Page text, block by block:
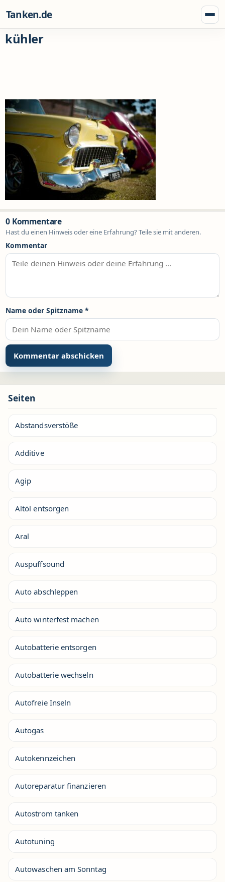
Tanken.de
kühler
0 Kommentare
Hast du einen Hinweis oder eine Erfahrung? Teile sie mit anderen.
Kommentar
Name oder Spitzname *
Seiten
Abstandsverstöße
Additive
Agip
Altöl entsorgen
Aral
Auspuffsound
Auto abschleppen
Auto winterfest machen
Autobatterie entsorgen
Autobatterie wechseln
Autofreie Inseln
Autogas
Autokennzeichen
Autoreparatur finanzieren
Autostrom tanken
Autotuning
Autowaschen am Sonntag